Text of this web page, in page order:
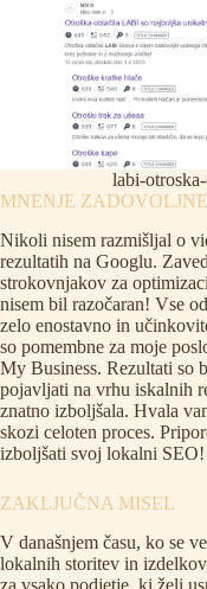
labi-
MNENJE
Nikoli nisem razmišljal o
rezultatih na Googlu.
strokovnjakov za
nisem bil razočaran! Vse
zelo enostavno in
so pomembne za moje
My Business. Rezultati so
pojavljati na vrhu iskalnih
znatno izboljšala. Hvala
skozi celoten proces.
izboljšati svoj lokalni SEO!
ZAKLJUČNA MISEL
V današnjem času, ko se
lokalnih storitev in
za vsako podjetje, ki želi